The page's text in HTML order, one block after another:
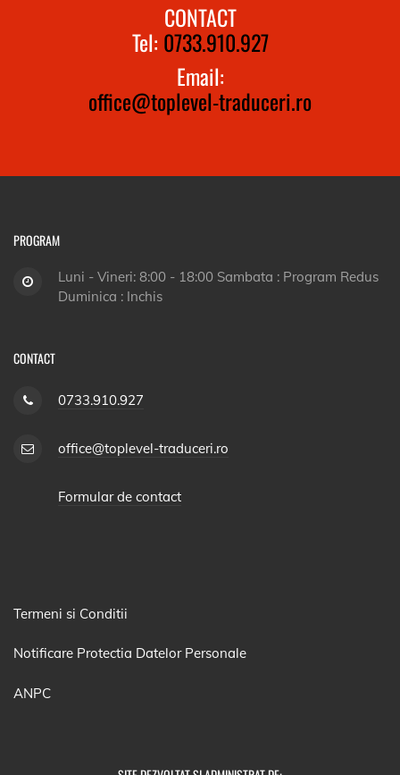
CONTACT
Tel: 0733.910.927
Email:
office@toplevel-traduceri.ro
PROGRAM
Luni - Vineri: 8:00 - 18:00 Sambata : Program Redus
Duminica : Inchis
CONTACT
0733.910.927
office@toplevel-traduceri.ro
Formular de contact
Termeni si Conditii
Notificare Protectia Datelor Personale
ANPC